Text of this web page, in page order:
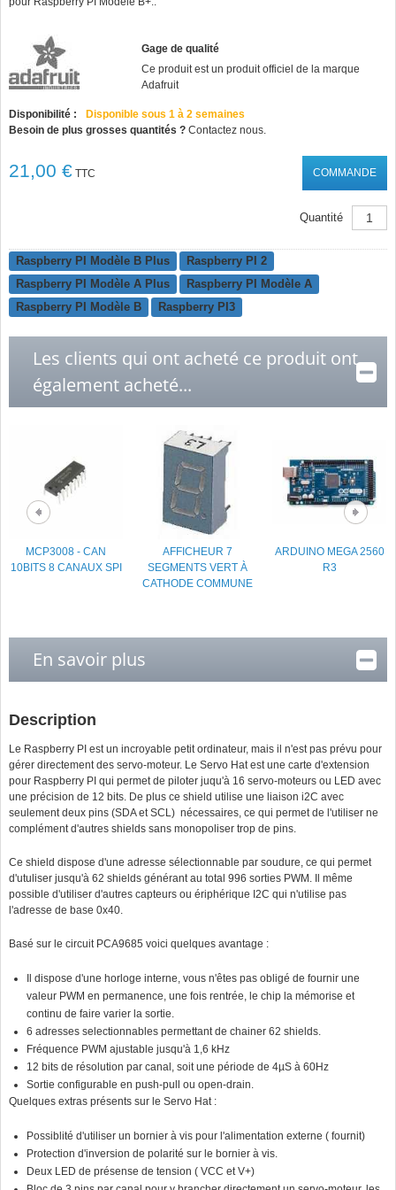
Gage de qualité
Ce produit est un produit officiel de la marque
Adafruit
Disponibilité :
Disponible sous 1 à 2 semaines
Besoin de plus grosses quantités ?Contactez nous.
21,00 € TTC COMMANDE
Quantité
Raspberry PI Modèle B Plus
Raspberry PI 2
Raspberry PI Modèle A Plus
Raspberry PI Modèle A
Raspberry PI Modèle B
Raspberry PI3
Les clients qui ont acheté ce produit ont
également acheté...
MCP3008 - CAN
10BITS 8 CANAUX SPI
AFFICHEUR 7
SEGMENTS VERT À
CATHODE COMMUNE
ARDUINO MEGA 2560
R3
En savoir plus
Description
Le Raspberry PI est un incroyable petit ordinateur, mais il n'est pas prévu pour
gérer directement des servo-moteur. Le Servo Hat est une carte d'extension
pour Raspberry PI qui permet depiloter juqu'à 16 servo-moteurs ou LED avec
une précision de 12 bits. De plus ce shield utilise une liaison i2C avec
seulement deux pins (SDA et SCL) nécessaires, ce qui permet de l'utiliser ne
complément d'autres shields sans monopoliser trop de pins.
Ce shield dispose d'une adresse sélectionnable par soudure, ce qui permet
d'utuliser jusqu'à 62 shields générant au total 996 sorties PWM. Il même
possible d'utiliser d'autres capteurs ou ériphérique I2C qui n'utilise pas
l'adresse de base 0x40.
Basé sur le circuit PCA9685 voici quelques avantage :
Il dispose d'une horloge interne, vous n'êtes pas obligé de fournir une
valeur PWM en permanence, une fois rentrée, le chip la mémorise et
continu de faire varier la sortie.
6 adresses selectionnables permettant de chainer 62 shields.
Fréquence PWM ajustable jusqu'à 1,6 kHz
12 bits de résolution par canal, soit une période de 4µS à 60Hz
Sortie configurable en push-pull ou open-drain.
Quelques extras présents sur le Servo Hat :
Possiblité d'utiliser un bornier à vis pour l'alimentation externe ( fournit)
Protection d'inversion de polarité sur le bornier à vis.
Deux LED de présense de tension ( VCC et V+)